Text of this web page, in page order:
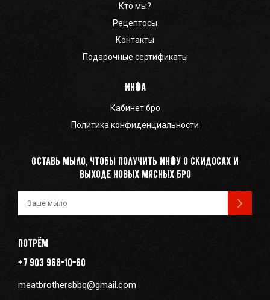
Кто мы?
Рецептосы
Контакты
Подарочные сертификаты
Инфа
Кабинет бро
Политика конфиденциальности
Оставь мыло, чтобы получить инфу о скидосах и
выходе новых мясных бро
Потрём
+7 903 968-10-60
meatbrothersbbq@gmail.com